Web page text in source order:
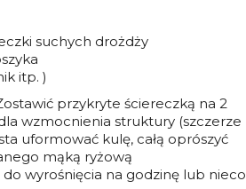
suchych drożdży
itp. )
przykryte ściereczką na 2
wzmocnienia struktury (szczerze
uformować kulę, całą oprószyć
mąką ryżową
wyrośnięcia na godzinę lub nieco